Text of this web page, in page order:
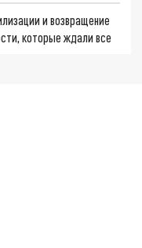
и возвращение
которые ждали все